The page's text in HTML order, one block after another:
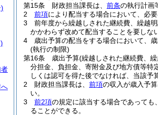
第15条
財政担当課長は、 前条の執行計画
2
前項により配当する場合において、必
3
前年度から繰越しされた継続費、繰越
かかわらず改めて配当することを要しない
4
歳出予算の配当をする場合において、
(執行の制限)
第16条
歳出予算(繰越しされた継続費、
分担金、負担金、寄附金及び地方債等特
しくは認可を得た後でなければ、当該予
2
財政担当課長は、 前項の収入が歳入予
い。
3
前2項の規定に該当する場合であって
ることができる。